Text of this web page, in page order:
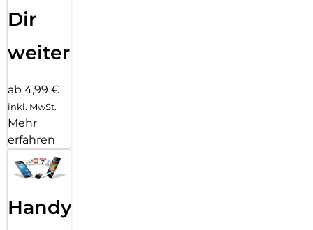
Dir
weiter
ab 4,99 €
inkl. MwSt.
Mehr
erfahren
Handy